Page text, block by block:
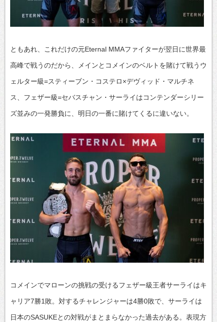
ともあれ、これだけの元Eternal MMAファイターが翌日に世界最
高峰で戦うのだから、メインとコメインのベルトを賭けて戦うウ
ェルター級=スティーブン・コステロ×デヴィッド・マルチネ
ス、フェザー級=セバスチャン・サーライはコンテンダーシリー
ズ並みの一発勝負に、明日の一番に賭けてくるに違いない。
コメインでマローンの挑戦の受けるフェザー級王者サーライはキ
ャリア7勝1敗。対するチャレンジャーは4勝0敗で、サーライは
日本のSASUKEとの対戦がまとまらなかった過去がある。表現方